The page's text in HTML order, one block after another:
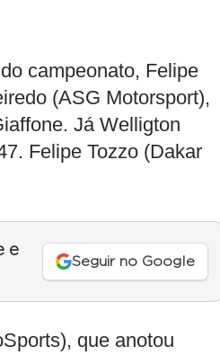
campeonato, Felipe
(ASG Motorsport),
Já Welligton
Felipe Tozzo (Dakar
e
Seguir no Google
que anotou